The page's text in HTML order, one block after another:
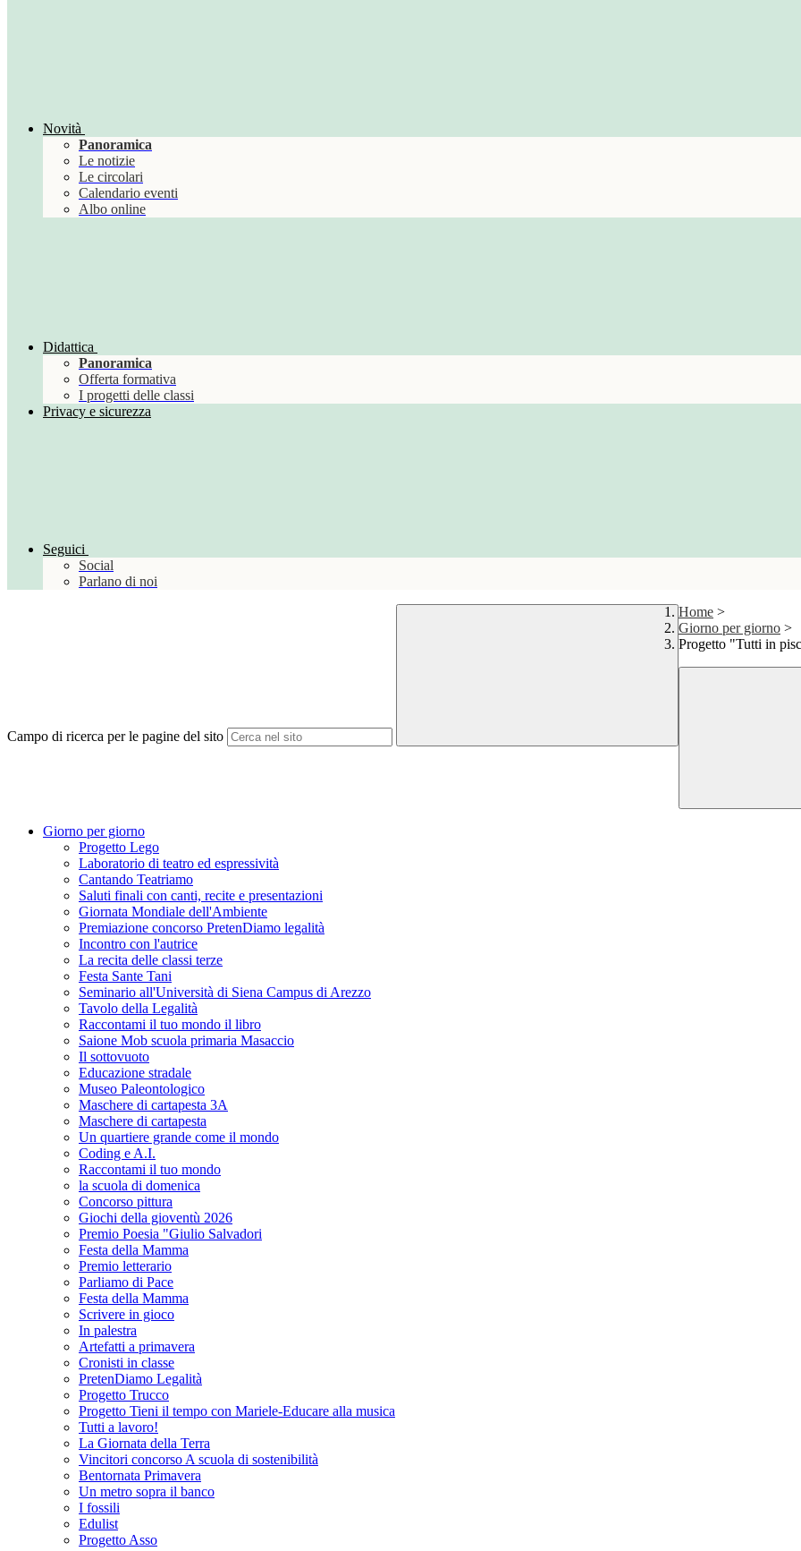
Novità
Panoramica
Le notizie
Le circolari
Calendario eventi
Albo online
Didattica
Panoramica
Offerta formativa
I progetti delle classi
Privacy e sicurezza
Seguici
Social
Parlano di noi
Campo di ricerca per le pagine del sito
Home >
Giorno per giorno >
Progetto "Tutti in
Giorno per giorno
Progetto Lego
Laboratorio di teatro ed espressività
Cantando Teatriamo
Saluti finali con canti, recite e presentazioni
Giornata Mondiale dell'Ambiente
Premiazione concorso PretenDiamo legalità
Incontro con l'autrice
La recita delle classi terze
Festa Sante Tani
Seminario all'Università di Siena Campus di Arezzo
Tavolo della Legalità
Raccontami il tuo mondo il libro
Saione Mob scuola primaria Masaccio
Il sottovuoto
Educazione stradale
Museo Paleontologico
Maschere di cartapesta 3A
Maschere di cartapesta
Un quartiere grande come il mondo
Coding e A.I.
Raccontami il tuo mondo
la scuola di domenica
Concorso pittura
Giochi della gioventù 2026
Premio Poesia "Giulio Salvadori
Festa della Mamma
Premio letterario
Parliamo di Pace
Festa della Mamma
Scrivere in gioco
In palestra
Artefatti a primavera
Cronisti in classe
PretenDiamo Legalità
Progetto Trucco
Progetto Tieni il tempo con Mariele-Educare alla musica
Tutti a lavoro!
La Giornata della Terra
Vincitori concorso A scuola di sostenibilità
Bentornata Primavera
Un metro sopra il banco
I fossili
Edulist
Progetto Asso